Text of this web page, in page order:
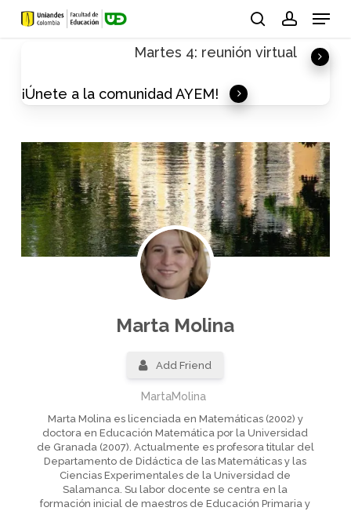
Skip
Menu
Martes 4: reunión virtual
¡Únete a la comunidad AYEM!
Marta Molina
Add Friend
MartaMolina
Marta Molina es licenciada en Matemáticas (2002) y
doctora en Educación Matemática por la Universidad
de Granada (2007). Actualmente es profesora titular del
Departamento de Didáctica de las Matemáticas y las
Ciencias Experimentales de la Universidad de
Salamanca. Su labor docente se centra en la
formación inicial de maestros de Educación Primaria y